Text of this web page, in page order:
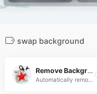
swap background
Remove Background from Image
Automatically remove background and replace it with a transparent, solid color or background image with just a few clicks!